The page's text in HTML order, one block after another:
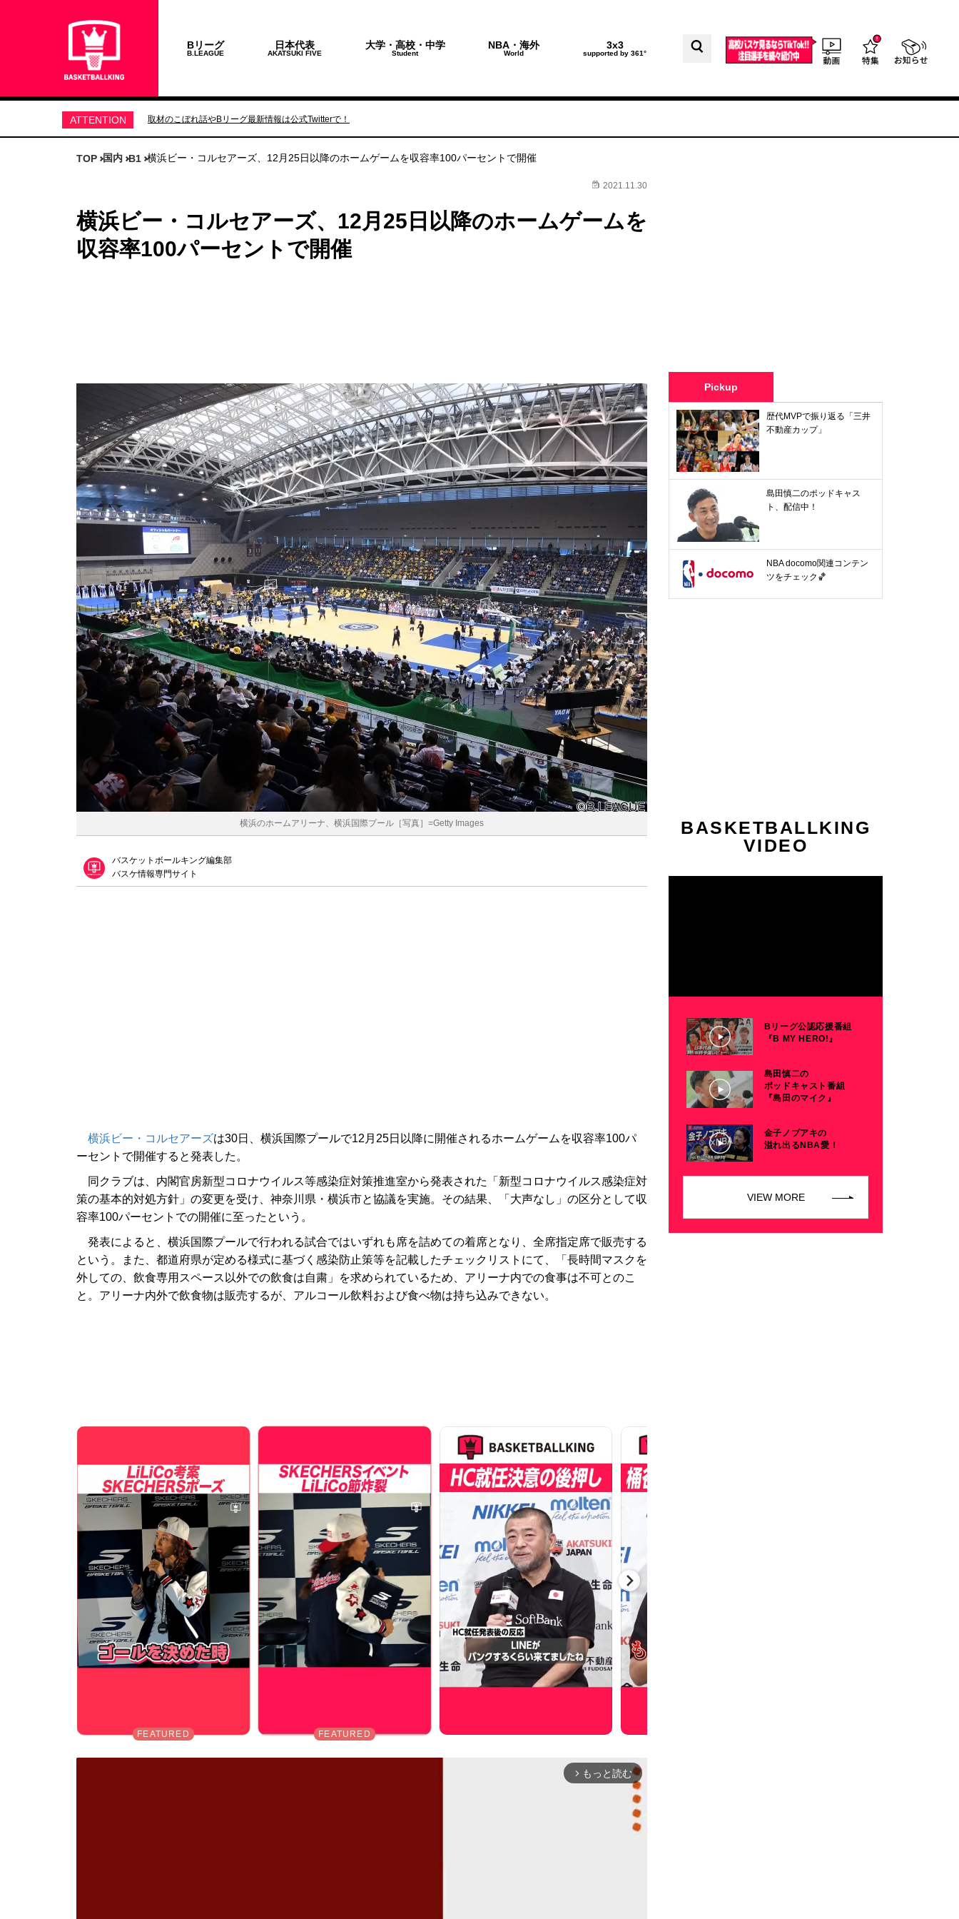
Bリーグ
B.LEAGUE
日本代表
AKATSUKI FIVE
大学・高校・中学
Student
NBA・海外
World
3x3
supported by 361°
ATTENTION 取材のこぼれ話やBリーグ最新情報は公式Twitterで！
TOP 国内 B1 横浜ビー・コルセアーズ、12月25日以降のホームゲームを収容率100パーセントで開催
2021.11.30
横浜ビー・コルセアーズ、12月25日以降のホームゲームを
収容率100パーセントで開催
横浜のホームアリーナ、横浜国際プール［写真］=Getty Images
バスケットボールキング編集部
バスケ情報専門サイト
横浜ビー・コルセアーズは30日、横浜国際プールで12月25日以降に開催されるホームゲームを収容率100パ
ーセントで開催すると発表した。
同クラブは、内閣官房新型コロナウイルス等感染症対策推進室から発表された「新型コロナウイルス感染症対
策の基本的対処方針」の変更を受け、神奈川県・横浜市と協議を実施。その結果、「大声なし」の区分として収
容率100パーセントでの開催に至ったという。
発表によると、横浜国際プールで行われる試合ではいずれも席を詰めての着席となり、全席指定席で販売する
という。また、都道府県が定める様式に基づく感染防止策等を記載したチェックリストにて、「長時間マスクを
外しての、飲食専用スペース以外での飲食は自粛」を求められているため、アリーナ内での食事は不可とのこ
と。アリーナ内外で飲食物は販売するが、アルコール飲料および食べ物は持ち込みできない。
arrow_forward_ios もっと読む
Pickup
歴代MVPで振り返る「三井
不動産カップ」
島田慎二のポッドキャス
ト、配信中！
NBA docomo関連コンテン
ツをチェック🏀
BASKETBALLKING
VIDEO
Bリーグ公認応援番組
『B MY HERO!』
島田慎二の
ポッドキャスト番組
『島田のマイク』
金子ノブアキの
溢れ出るNBA愛！
VIEW MORE